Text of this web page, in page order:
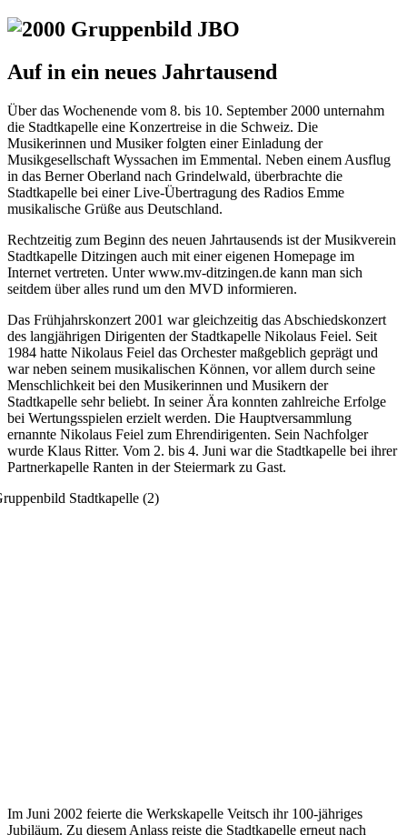
Auf in ein neues Jahrtausend
Über das Wochenende vom 8. bis 10. September 2000 unternahm
die Stadtkapelle eine Konzertreise in die Schweiz. Die
Musikerinnen und Musiker folgten einer Einladung der
Musikgesellschaft Wyssachen im Emmental. Neben einem Ausflug
in das Berner Oberland nach Grindelwald, überbrachte die
Stadtkapelle bei einer Live-Übertragung des Radios Emme
musikalische Grüße aus Deutschland.
Rechtzeitig zum Beginn des neuen Jahrtausends ist der Musikverein
Stadtkapelle Ditzingen auch mit einer eigenen Homepage im
Internet vertreten. Unter www.mv-ditzingen.de kann man sich
seitdem über alles rund um den MVD informieren.
Das Frühjahrskonzert 2001 war gleichzeitig das Abschiedskonzert
des langjährigen Dirigenten der Stadtkapelle Nikolaus Feiel. Seit
1984 hatte Nikolaus Feiel das Orchester maßgeblich geprägt und
war neben seinem musikalischen Können, vor allem durch seine
Menschlichkeit bei den Musikerinnen und Musikern der
Stadtkapelle sehr beliebt. In seiner Ära konnten zahlreiche Erfolge
bei Wertungsspielen erzielt werden. Die Hauptversammlung
ernannte Nikolaus Feiel zum Ehrendirigenten. Sein Nachfolger
wurde Klaus Ritter. Vom 2. bis 4. Juni war die Stadtkapelle bei ihrer
Partnerkapelle Ranten in der Steiermark zu Gast.
Im Juni 2002 feierte die Werkskapelle Veitsch ihr 100-jähriges
Jubiläum. Zu diesem Anlass reiste die Stadtkapelle erneut nach